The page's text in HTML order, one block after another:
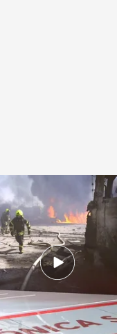
de Mónica Sanz Noticias
Noticias Cuatro
- 21:39h.
han
una crisis sin